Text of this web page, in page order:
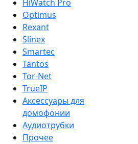
HiWatch Pro
Optimus
Rexant
Slinex
Smartec
Tantos
Tor-Net
TrueIP
Аксессуары для
домофонии
Аудиотрубки
Прочее